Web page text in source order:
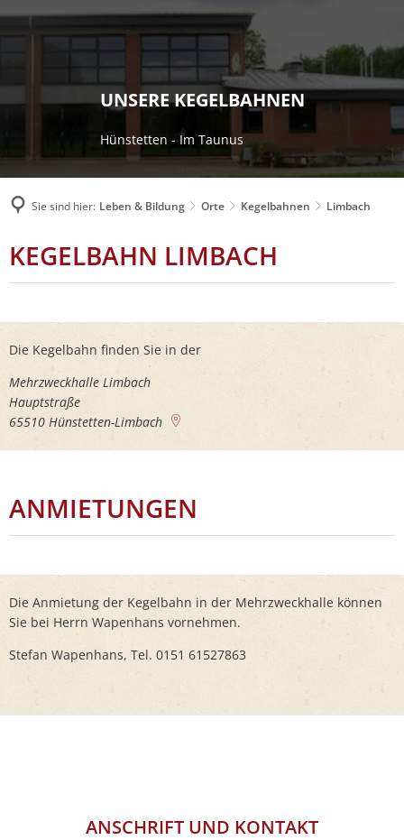
UNSERE KEGELBAHNEN
Hünstetten - Im Taunus
Sie sind hier: Leben & Bildung Orte Kegelbahnen Limbach
LIMBACH
KEGELBAHN LIMBACH
Die Kegelbahn finden Sie in der
Mehrzweckhalle Limbach
Hauptstraße
65510 Hünstetten-Limbach
ANMIETUNGEN
Die Anmietung der Kegelbahn in der Mehrzweckhalle können
Sie bei Herrn Wapenhans vornehmen.
Stefan Wapenhans, Tel. 0151 61527863
ANSCHRIFT UND KONTAKT